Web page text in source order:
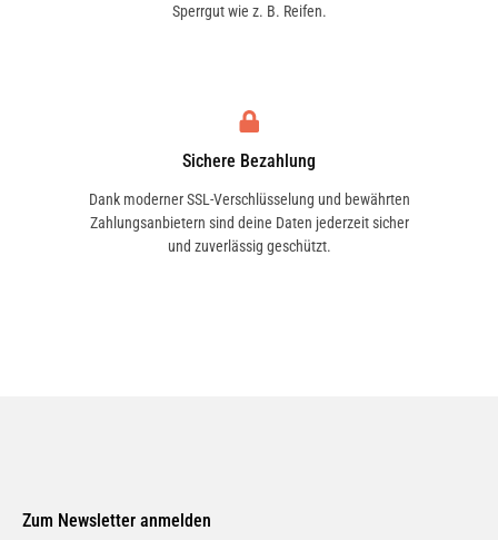
Sperrgut wie z. B. Reifen.
Sichere Bezahlung
Dank moderner SSL-Verschlüsselung und bewährten
Zahlungsanbietern sind deine Daten jederzeit sicher
und zuverlässig geschützt.
Zum Newsletter anmelden